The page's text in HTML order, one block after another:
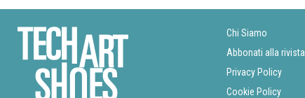
Chi Siamo
Abbonati alla rivista
Privacy Policy
Cookie Policy